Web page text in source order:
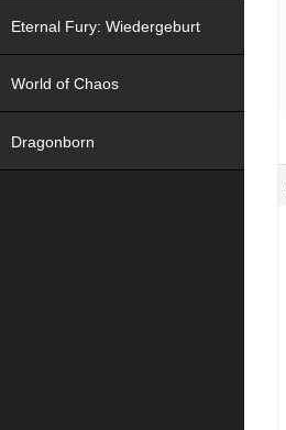
Eternal Fury: Wiedergeburt
World of Chaos
Dragonborn